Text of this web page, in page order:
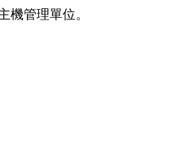
機管理單位。